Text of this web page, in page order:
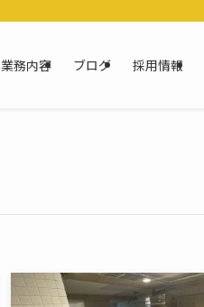
業務内容 ブログ 採用情報